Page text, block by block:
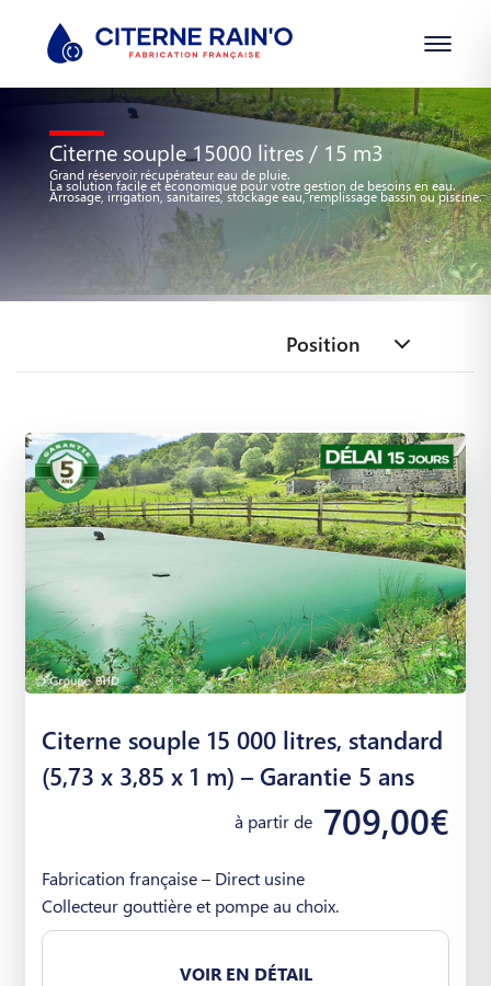
Citerne souple 15000 litres / 15 m3
Grand réservoir récupérateur eau de pluie.
La solution facile et économique pour votre gestion de besoins en eau.
Arrosage, irrigation, sanitaires, stockage eau, remplissage bassin ou piscine.
Position
Citerne souple 15 000 litres, standard
(5,73 x 3,85 x 1 m) – Garantie 5 ans
à partir de 709,00€
Fabrication française – Direct usine
Collecteur gouttière et pompe au choix.
VOIR EN DÉTAIL